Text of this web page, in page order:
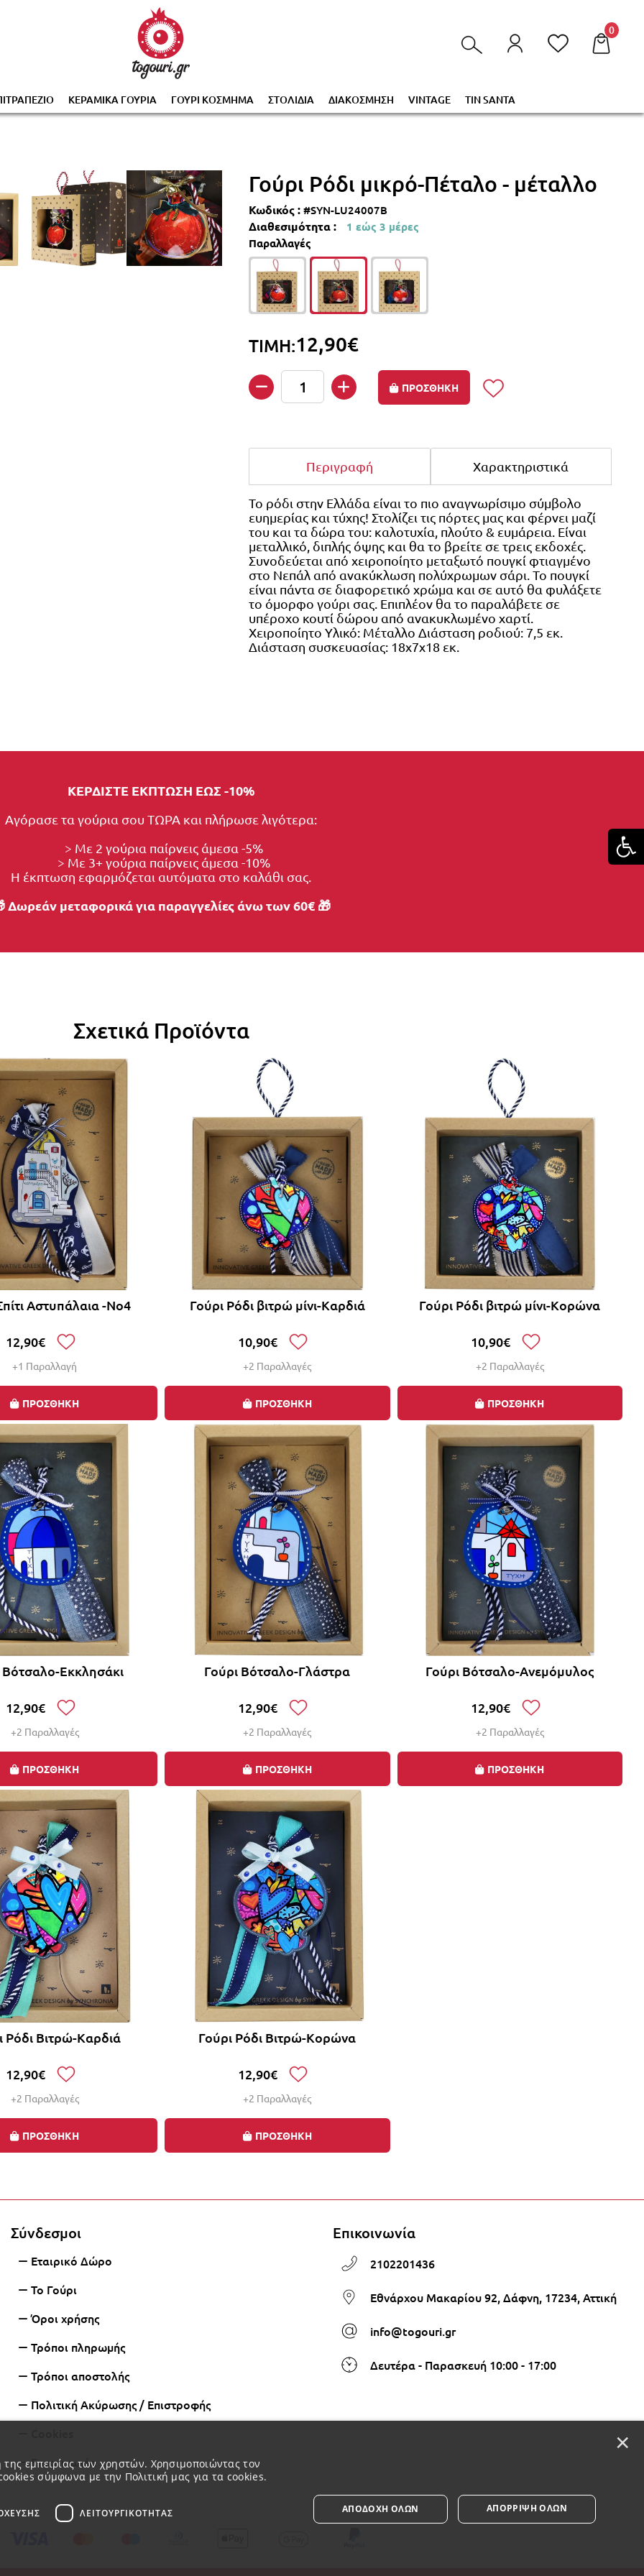
με την αγορά 2 ή περισσότερων γουριών, αυτόματα στο καλάθι σας!
0
ΚΕΡΑΜΙΚΑ ΓΟΥΡΙΑ ΓΟΥΡΙ ΚΟΣΜΗΜΑ ΣΤΟΛΙΔΙΑ ΔΙΑΚΟΣΜΗΣΗ VINTAGE TIN SANTA
Γούρι Ρόδι μικρό-Πέταλο - μέταλλο
Κωδικός : #SYN-LU24007B
Διαθεσιμότητα :
1 εώς 3 μέρες
Παραλλαγές
ΤΙΜΗ:12,90€
ΠΡΟΣΘΗΚΗ
Περιγραφή Χαρακτηριστικά
Το ρόδι στην Ελλάδα είναι το πιο αναγνωρίσιμο σύμβολο
ευημερίας και τύχης! Στολίζει τις πόρτες μας και φέρνει μαζί
του και τα δώρα του: καλοτυχία, πλούτο & ευμάρεια. Είναι
μεταλλικό, διπλής όψης και θα το βρείτε σε τρεις εκδοχές.
Συνοδεύεται από χειροποίητο μεταξωτό πουγκί φτιαγμένο
στο Νεπάλ από ανακύκλωση πολύχρωμων σάρι. Το πουγκί
είναι πάντα σε διαφορετικό χρώμα και σε αυτό θα φυλάξετε
το όμορφο γούρι σας. Επιπλέον θα το παραλάβετε σε
υπέροχο κουτί δώρου από ανακυκλωμένο χαρτί.
Χειροποίητο Υλικό: Μέταλλο Διάσταση ροδιού: 7,5 εκ.
Διάσταση συσκευασίας: 18x7x18 εκ.
ΚΕΡΔΙΣΤΕ ΕΚΠΤΩΣΗ ΕΩΣ -10%
Αγόρασε τα γούρια σου ΤΩΡΑ και πλήρωσε λιγότερα:
> Με 2 γούρια παίρνεις άμεσα -5%
> Με 3+ γούρια παίρνεις άμεσα -10%
Η έκπτωση εφαρμόζεται αυτόματα στο καλάθι σας.
Δωρεάν μεταφορικά για παραγγελίες άνω των 60€ 🎁
Σχετικά Προϊόντα
Αστυπάλαια -Νο4
12,90€
+1 Παραλλαγή
ΠΡΟΣΘΗΚΗ
Γούρι Ρόδι βιτρώ μίνι-Καρδιά
10,90€
+2 Παραλλαγές
ΠΡΟΣΘΗΚΗ
Γούρι Ρόδι βιτρώ μίνι-Κορώνα
10,90€
+2 Παραλλαγές
ΠΡΟΣΘΗΚΗ
Βότσαλο-Εκκλησάκι
12,90€
+2 Παραλλαγές
ΠΡΟΣΘΗΚΗ
Γούρι Βότσαλο-Γλάστρα
12,90€
+2 Παραλλαγές
ΠΡΟΣΘΗΚΗ
Γούρι Βότσαλο-Ανεμόμυλος
12,90€
+2 Παραλλαγές
ΠΡΟΣΘΗΚΗ
Ρόδι Βιτρώ-Καρδιά
12,90€
+2 Παραλλαγές
ΠΡΟΣΘΗΚΗ
Γούρι Ρόδι Βιτρώ-Κορώνα
12,90€
+2 Παραλλαγές
ΠΡΟΣΘΗΚΗ
Σύνδεσμοι
Εταιρικό Δώρο
Το Γούρι
Όροι χρήσης
Τρόποι πληρωμής
Τρόποι αποστολής
Πολιτική Ακύρωσης / Επιστροφής
Επικοινωνία
Επικοινωνία
2102201436
Εθνάρχου Μακαρίου 92, Δάφνη, 17234, Αττική
info@togouri.gr
Δευτέρα - Παρασκευή 10:00 - 17:00
×
εμπειρίας των χρηστών. Χρησιμοποιώντας τον
σύμφωνα με την Πολιτική μας για τα cookies.
ΛΕΙΤΟΥΡΓΙΚΌΤΗΤΑΣ ΑΠΟΔΟΧΉ ΌΛΩΝ ΑΠΌΡΡΙΨΗ ΌΛΩΝ